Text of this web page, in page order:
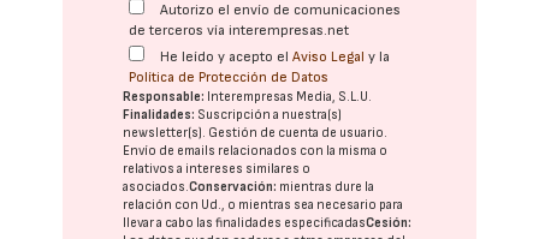
Autorizo el envío de comunicaciones
de terceros vía interempresas.net
He leído y acepto elAviso Legal y la
Política de Protección de Datos
Responsable: Interempresas Media, S.L.U.
Finalidades: Suscripción a nuestra(s)
newsletter(s). Gestión de cuenta de usuario.
Envío de emails relacionados con la misma o
relativos a intereses similares o
asociados.Conservación: mientras dure la
relación con Ud., o mientras sea necesario para
llevar a cabo las finalidades especificadasCesión: